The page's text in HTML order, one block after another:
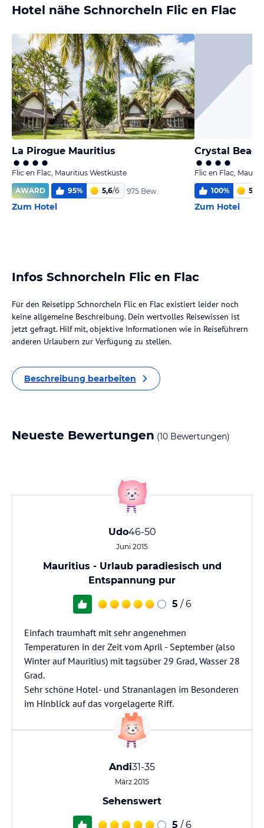
Hotel nähe Schnorcheln Flic en Flac
La Pirogue Mauritius
Flic en Flac, Mauritius Westküste
AWARD
95% 5,6/6 975 Bew.
Zum Hotel
Flic en Flac,
100% 5,7
Zum Hotel
Infos Schnorcheln Flic en Flac
Für den Reisetipp Schnorcheln Flic en Flac existiert leider noch
keine allgemeine Beschreibung. Dein wertvolles Reisewissen ist
jetzt gefragt. Hilf mit, objektive Informationen wie in Reiseführern
anderen Urlaubern zur Verfügung zu stellen.
Beschreibung bearbeiten
Neueste Bewertungen (10 Bewertungen)
Udo46-50
Juni 2015
Mauritius - Urlaub paradiesisch und
Entspannung pur
5 / 6
Einfach traumhaft mit sehr angenehmen
Temperaturen in der Zeit vom April - September (also
Winter auf Mauritius) mit tagsüber 29 Grad, Wasser 28
Grad.
Sehr schöne Hotel- und Strananlagen im Besonderen
im Hinblick auf das vorgelagerte Riff.
Andi31-35
März 2015
Sehenswert
5 / 6